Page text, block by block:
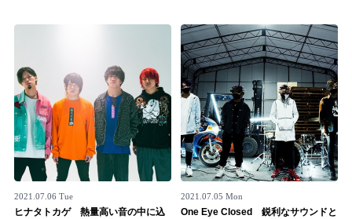
#男性SSW #ポップス #女性SSW #ロック
#男性シンガー #HR/HM #女性シンガー
#ヒップホップ #男性シンガーグループ #R&B/ソウル
記事一覧
プレスリリース一覧
会社概要
お問い合わせ
記事リクエスト
2021.07.06 Tue
ヒナタトカゲ 熱量高い音の中に込
2021.07.05 Mon
One Eye Closed 鋭利なサウンドと